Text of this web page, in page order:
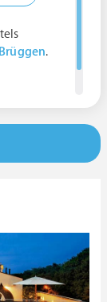
Brüggen.